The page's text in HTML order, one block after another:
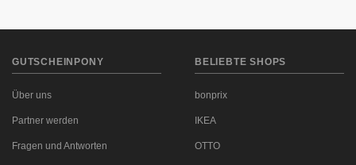
GUTSCHEINPONY
Über uns
Partner werden
Fragen und Antworten
BELIEBTE SHOPS
bonprix
IKEA
OTTO